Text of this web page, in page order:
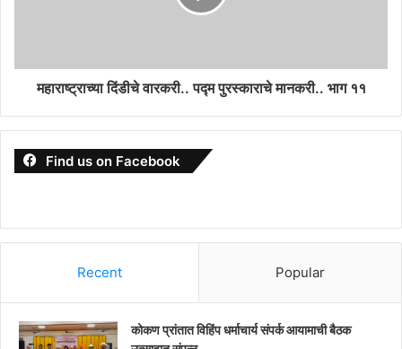
महाराष्ट्राच्या दिंडीचे वारकरी.. पद्म पुरस्काराचे मानकरी.. भाग ११
Find us on Facebook
Recent Popular
कोकण प्रांतात विहिंप धर्माचार्य संपर्क आयामाची बैठक